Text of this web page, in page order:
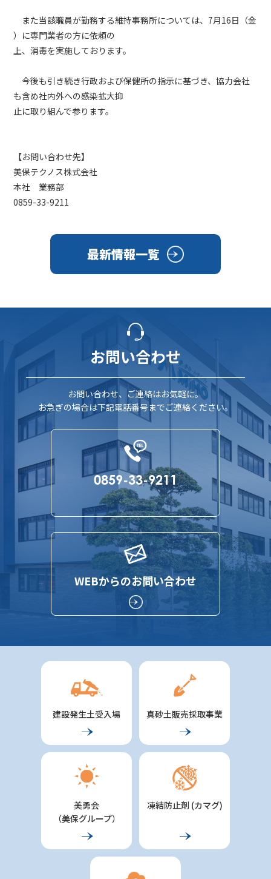
また当該職員が勤務する維持事務所については、7月16日（金
）に専門業者の方に依頼の
上、消毒を実施しております。
今後も引き続き行政および保健所の指示に基づき、協力会社
も含め社内外への感染拡大抑
止に取り組んで参ります。
【お問い合わせ先】
美保テクノス株式会社
本社 業務部
0859-33-9211
最新情報一覧
お問い合わせ
お問い合わせ、ご連絡はお気軽に。
お急ぎの場合は下記電話番号までご連絡ください。
0859-33-9211
WEBからのお問い合わせ
建設発生土受入場 真砂土販売採取事業
美勇会
（美保グループ）
凍結防止剤 (カマグ)